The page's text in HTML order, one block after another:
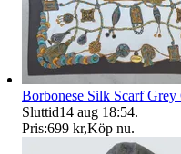
Borbonese Silk Scarf
Sluttid14 aug 18:54.
Pris:699 kr,Köp nu.